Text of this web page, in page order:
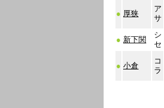
● 厚狭
ア
サ
● 新下関
シ
セ
● 小倉
コ
ラ